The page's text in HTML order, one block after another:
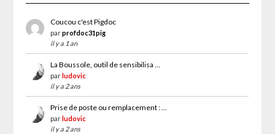
Coucou c'est Pigdoc
parprofdoc31pig
il y a 1 an
La Boussole, outil de sensibilisa …
par ludovic
il y a 2 ans
Prise de poste ou remplacement : …
par ludovic
il y a 2 ans